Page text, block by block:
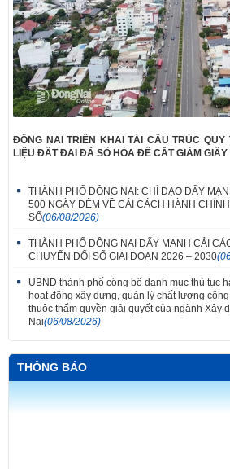
ĐỒNG NAI TRIỂN KHAI TÁI CẤU TRÚC
LIỆU ĐẤT ĐAI ĐÃ SỐ HÓA ĐỂ CẮT GIẢM GIẤY
THÀNH PHỐ ĐỒNG NAI: CHỈ ĐẠO ĐẨY
500 NGÀY ĐÊM VỀ CẢI CÁCH HÀNH
SỐ(06/08/2026)
THÀNH PHỐ ĐỒNG NAI ĐẨY MẠNH CẢI
CHUYỂN ĐỔI SỐ GIAI ĐOẠN 2026 – 2030
UBND thành phố công bố danh mục thủ tục
hoạt động xây dựng, quản lý chất lượng
thuộc thẩm quyền giải quyết của ngành Xây
Nai(06/08/2026)
THÔNG BÁO